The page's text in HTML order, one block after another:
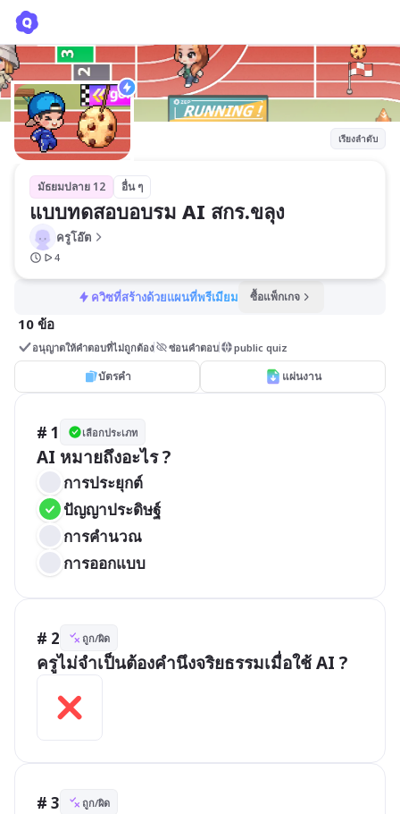
เรียงลำดับ
มัธยมปลาย 12 อื่น ๆ
แบบทดสอบอบรม AI สกร.ขลุง
ครูโอ๊ต
4
ควิซที่สร้างด้วยแผนที่พรีเมียม ซื้อแพ็กเกจ
10 ข้อ
อนุญาตให้คำตอบที่ไม่ถูกต้อง ซ่อนคำตอบ public quiz
บัตรคำ แผ่นงาน
# 1 เลือกประเภท
AI หมายถึงอะไร ?
การประยุกต์
ปัญญาประดิษฐ์
การคำนวณ
การออกแบบ
# 2 ถูก/ผิด
ครูไม่จำเป็นต้องคำนึงจริยธรรมเมื่อใช้ AI ?
# 3 ถูก/ผิด